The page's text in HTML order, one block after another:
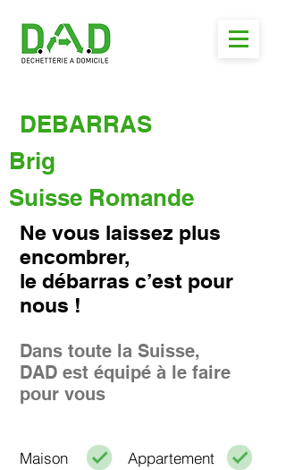
DEBARRAS
Brig
Suisse Romande
Ne vous laissez plus
encombrer,
le débarras c’est pour
nous !
Dans toute la Suisse,
DAD est équipé à le faire
pour vous
Maison
Appartement